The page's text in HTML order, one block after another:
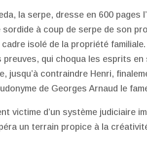
la serpe, dresse en 600 pages
à coup de serpe de son
cadre isolé de la propriété
qui choqua les esprits
jusqu’à contraindre Henri,
de Georges Arnaud le
victime d’un système judiciaire
un terrain propice à la